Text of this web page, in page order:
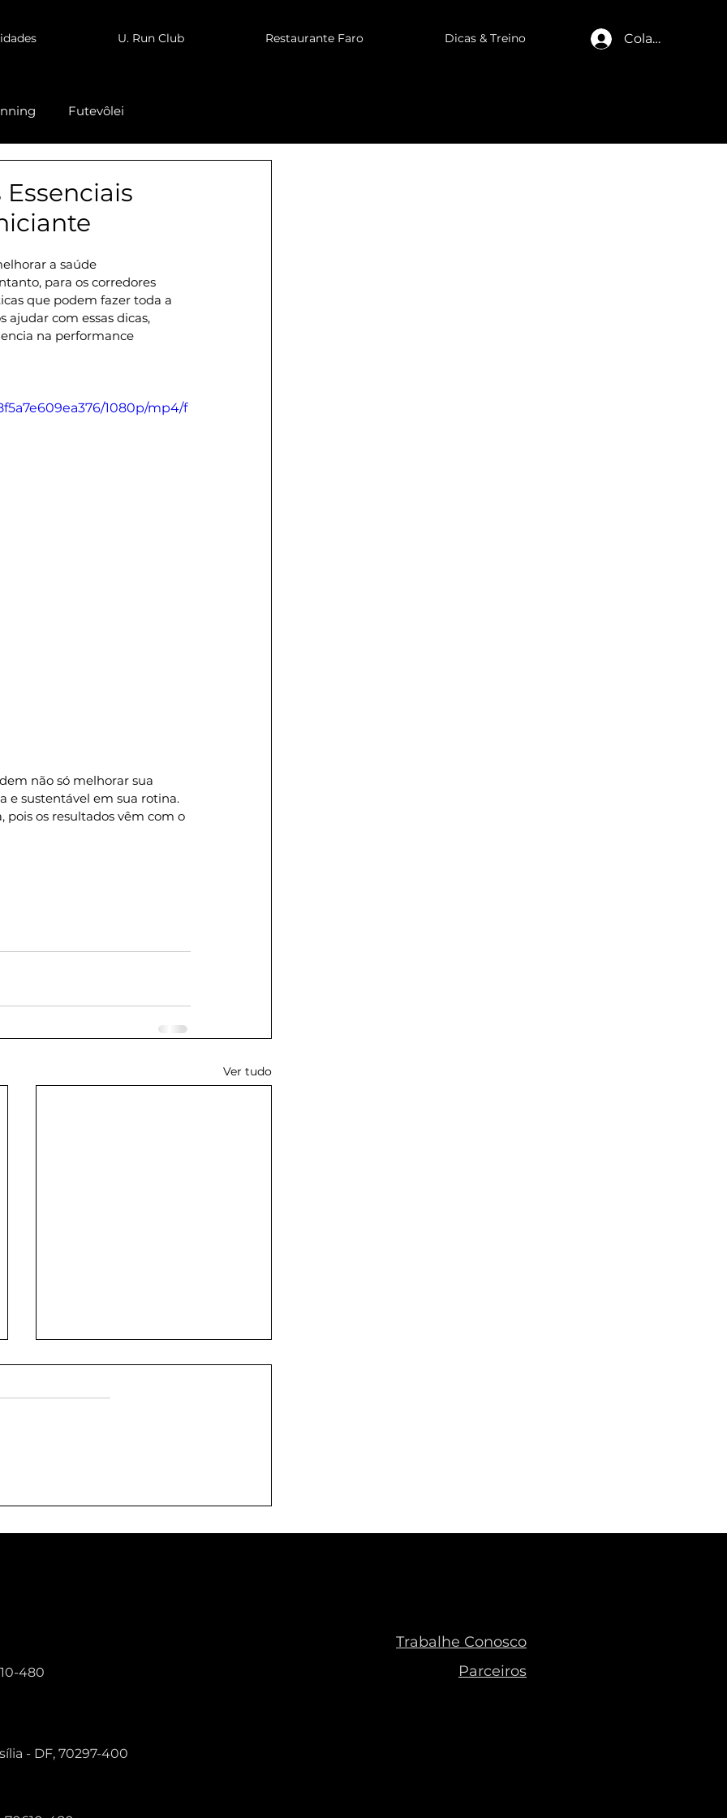
U. Run Club Restaurante Faro Dicas & Treino Colaborador
Futevôlei
a saúde
para os corredores
que podem fazer toda a
ajudar com essas dicas,
na performance
1080p/mp4/f
não só melhorar sua
e sustentável em sua rotina.
os resultados vêm com o
Ver tudo
Você sabe quais fatores te
480
Trabalhe Conosco
Parceiros
- DF, 70297-400